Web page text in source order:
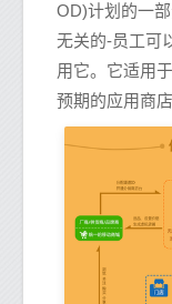
OD)计划的一
无关的-员工可
用它。它适用
预期的应用商店